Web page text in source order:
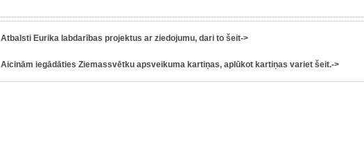
Atbalsti Eurika labdarības projektus ar ziedojumu, dari to šeit->
Aicinām iegādāties Ziemassvētku apsveikuma kartiņas, aplūkot kartiņas variet šeit.->